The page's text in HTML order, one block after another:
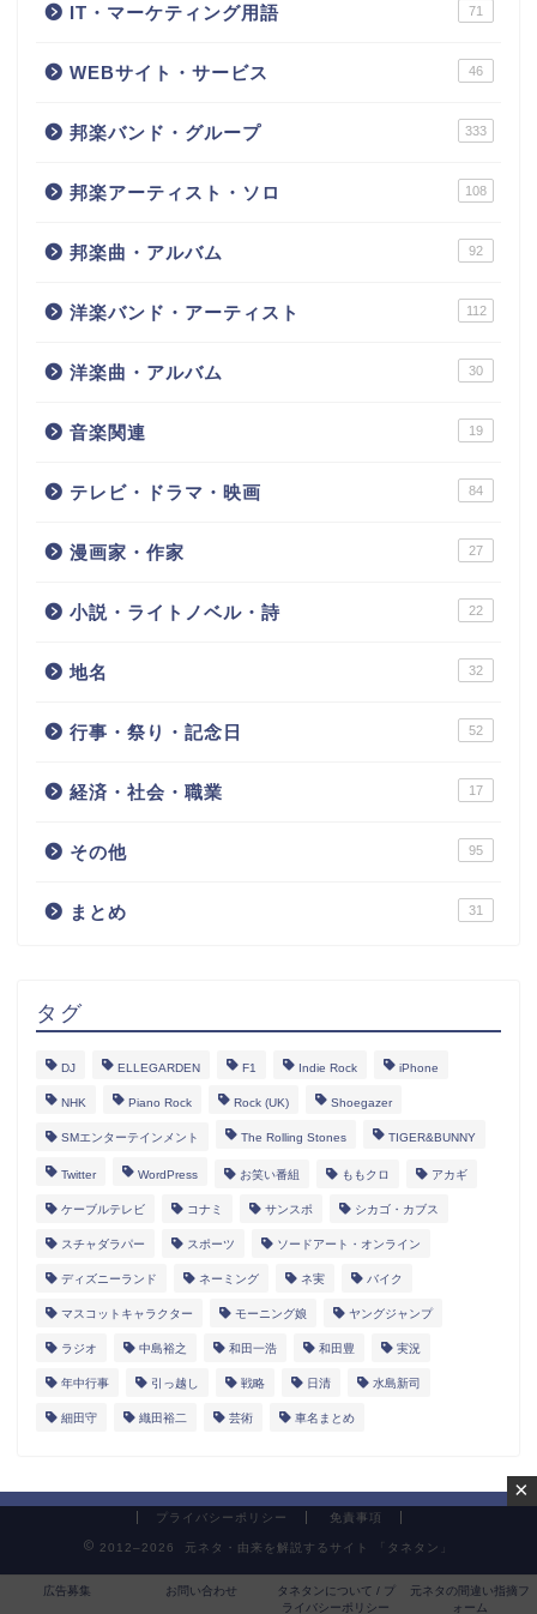
IT・マーケティング用語 71
WEBサイト・サービス 46
邦楽バンド・グループ 333
邦楽アーティスト・ソロ 108
邦楽曲・アルバム 92
洋楽バンド・アーティスト 112
洋楽曲・アルバム 30
音楽関連 19
テレビ・ドラマ・映画 84
漫画家・作家 27
小説・ライトノベル・詩 22
地名 32
行事・祭り・記念日 52
経済・社会・職業 17
その他 95
まとめ 31
タグ
DJ ELLEGARDEN F1 Indie Rock iPhone
NHK Piano Rock Rock (UK) Shoegazer
SMエンターテインメント The Rolling Stones TIGER&BUNNY
Twitter WordPress お笑い番組 ももクロ アカギ
ケーブルテレビ コナミ サンスポ シカゴ・カブス
スチャダラパー スポーツ ソードアート・オンライン
ディズニーランド ネーミング ネ実 バイク
マスコットキャラクター モーニング娘 ヤングジャンプ
ラジオ 中島裕之 和田一浩 和田豊 実況
年中行事 引っ越し 戦略 日清 水島新司
細田守 織田裕二 芸術 車名まとめ
プライバシーポリシー 免責事項
2012–2026 元ネタ・由来を解説するサイト 「タネタン」
広告募集 お問い合わせ
タネタンについて / プ
ライバシーポリシー
元ネタの間違い指摘フ
ォーム
×